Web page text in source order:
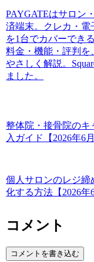
PAYGATEはサロン
済端末。クレカ・電
を1台でカバーでき
料金・機能・評判を
やさしく解説。
ました。
整体院・接骨院の
入ガイド【2026年6
個人サロンのレジ
化する方法【2026年
コメント
コメントを書き込む